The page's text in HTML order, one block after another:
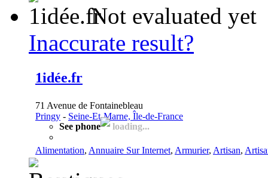
Not evaluated yet
Inaccurate result?
1idée.fr
71 Avenue de Fontainebleau
Pringy - Seine-Et-Marne, Île-de-France
See phone
loading...
Alimentation, Annuaire Sur Internet, Armurier, Artisan,